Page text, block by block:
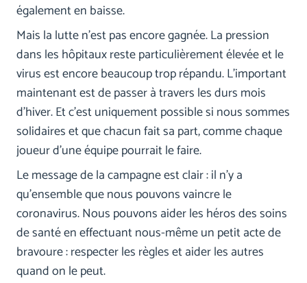
également en baisse.
Mais la lutte n'est pas encore gagnée. La pression
dans les hôpitaux reste particulièrement élevée et le
virus est encore beaucoup trop répandu. L'important
maintenant est de passer à travers les durs mois
d'hiver. Et c'est uniquement possible si nous sommes
solidaires et que chacun fait sa part, comme chaque
joueur d'une équipe pourrait le faire.
Le message de la campagne est clair : il n'y a
qu'ensemble que nous pouvons vaincre le
coronavirus. Nous pouvons aider les héros des soins
de santé en effectuant nous-même un petit acte de
bravoure : respecter les règles et aider les autres
quand on le peut.